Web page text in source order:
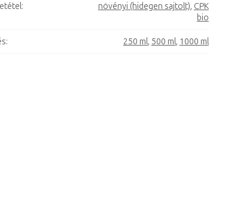
: növényi (hidegen sajtolt), CPK
bio
: 250 ml, 500 ml, 1000 ml